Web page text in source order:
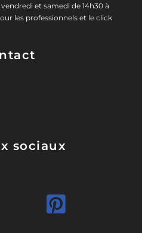
et samedi de 14h30 à
les professionnels et le click
sociaux